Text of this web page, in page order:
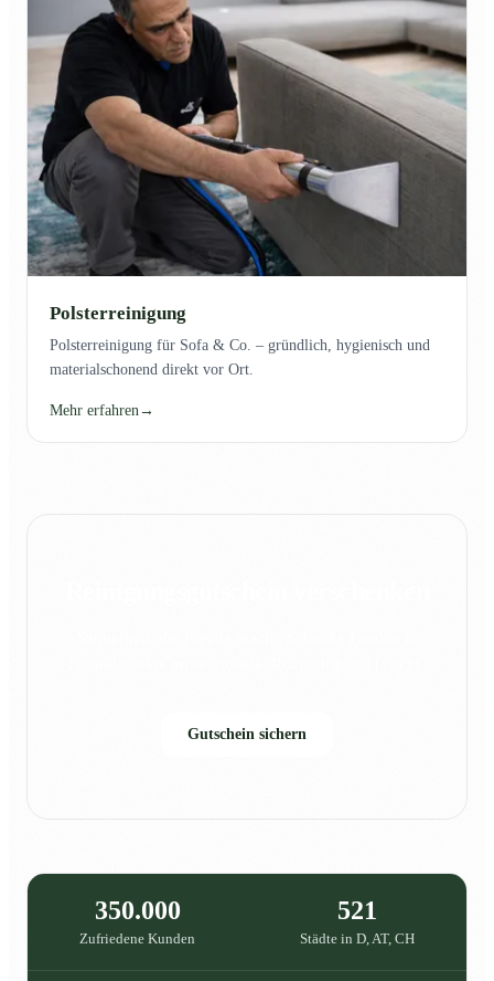
Polsterreinigung
Polsterreinigung für Sofa & Co. – gründlich, hygienisch und
materialschonend direkt vor Ort.
Mehr erfahren→
Gutschein sichern
350.000
Zufriedene Kunden
521
Städte in D, AT, CH